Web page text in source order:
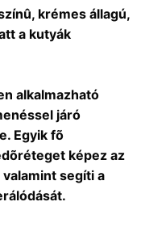
krémes állagú,
a kutyák
alkalmazható
járó
Egyik fõ
képez az
segíti a